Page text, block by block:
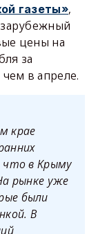
газеты»,
цены на
за
в апреле.
крае
что в Крыму
рынке уже
были
В